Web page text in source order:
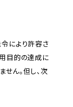
により許容さ
目的の達成に
ん。但し、次